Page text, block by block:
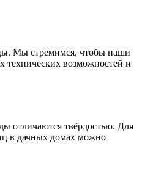
Мы стремимся, чтобы наши
технических возможностей и
отличаются твёрдостью. Для
в дачных домах можно